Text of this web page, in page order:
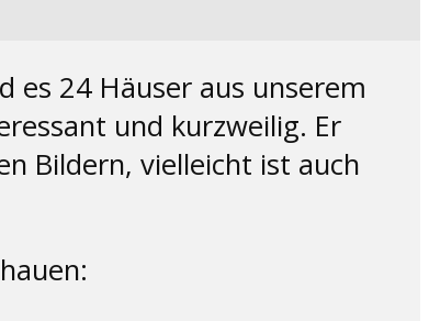
es 24 Häuser aus unserem
und kurzweilig. Er
Bildern, vielleicht ist auch